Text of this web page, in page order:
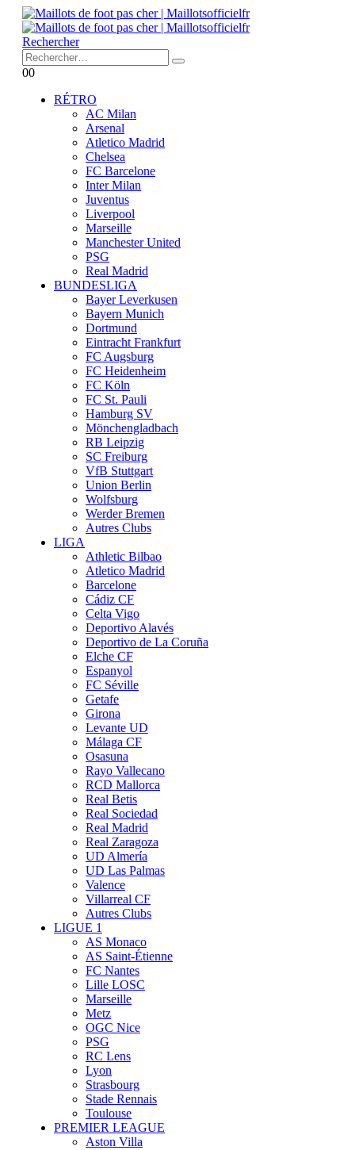
Rechercher
00
RÉTRO
AC Milan
Arsenal
Atletico Madrid
Chelsea
FC Barcelone
Inter Milan
Juventus
Liverpool
Marseille
Manchester United
PSG
Real Madrid
BUNDESLIGA
Bayer Leverkusen
Bayern Munich
Dortmund
Eintracht Frankfurt
FC Augsburg
FC Heidenheim
FC Köln
FC St. Pauli
Hamburg SV
Mönchengladbach
RB Leipzig
SC Freiburg
VfB Stuttgart
Union Berlin
Wolfsburg
Werder Bremen
Autres Clubs
LIGA
Athletic Bilbao
Atletico Madrid
Barcelone
Cádiz CF
Celta Vigo
Deportivo Alavés
Deportivo de La Coruña
Elche CF
Espanyol
FC Séville
Getafe
Girona
Levante UD
Málaga CF
Osasuna
Rayo Vallecano
RCD Mallorca
Real Betis
Real Sociedad
Real Madrid
Real Zaragoza
UD Almería
UD Las Palmas
Valence
Villarreal CF
Autres Clubs
LIGUE 1
AS Monaco
AS Saint-Étienne
FC Nantes
Lille LOSC
Marseille
Metz
OGC Nice
PSG
RC Lens
Lyon
Strasbourg
Stade Rennais
Toulouse
PREMIER LEAGUE
Aston Villa